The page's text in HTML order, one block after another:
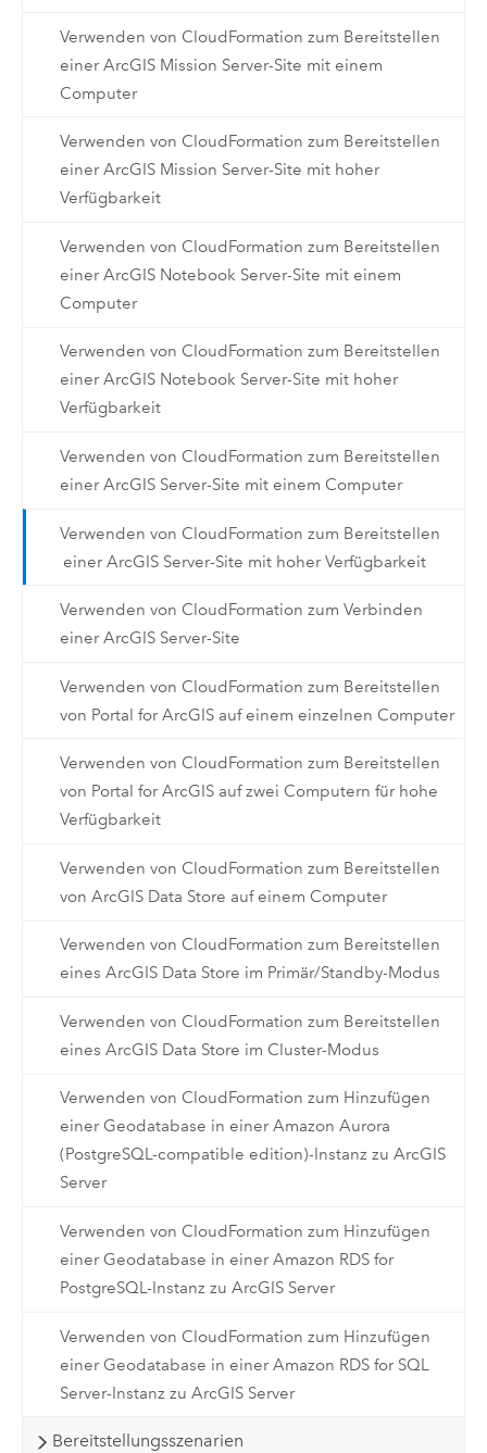
Verwenden von CloudFormation zum Bereitstellen
einer ArcGIS Mission Server-Site mit einem
Computer
Verwenden von CloudFormation zum Bereitstellen
einer ArcGIS Mission Server-Site mit hoher
Verfügbarkeit
Verwenden von CloudFormation zum Bereitstellen
einer ArcGIS Notebook Server-Site mit einem
Computer
Verwenden von CloudFormation zum Bereitstellen
einer ArcGIS Notebook Server-Site mit hoher
Verfügbarkeit
Verwenden von CloudFormation zum Bereitstellen
einer ArcGIS Server-Site mit einem Computer
Verwenden von CloudFormation zum Bereitstellen
einer ArcGIS Server-Site mit hoher Verfügbarkeit
Verwenden von CloudFormation zum Verbinden
einer ArcGIS Server-Site
Verwenden von CloudFormation zum Bereitstellen
von Portal for ArcGIS auf einem einzelnen Computer
Verwenden von CloudFormation zum Bereitstellen
von Portal for ArcGIS auf zwei Computern für hohe
Verfügbarkeit
Verwenden von CloudFormation zum Bereitstellen
von ArcGIS Data Store auf einem Computer
Verwenden von CloudFormation zum Bereitstellen
eines ArcGIS Data Store im Primär/Standby-Modus
Verwenden von CloudFormation zum Bereitstellen
eines ArcGIS Data Store im Cluster-Modus
Verwenden von CloudFormation zum Hinzufügen
einer Geodatabase in einer Amazon Aurora
(PostgreSQL-compatible edition)-Instanz zu ArcGIS
Server
Verwenden von CloudFormation zum Hinzufügen
einer Geodatabase in einer Amazon RDS for
PostgreSQL-Instanz zu ArcGIS Server
Verwenden von CloudFormation zum Hinzufügen
einer Geodatabase in einer Amazon RDS for SQL
Server-Instanz zu ArcGIS Server
Bereitstellungsszenarien